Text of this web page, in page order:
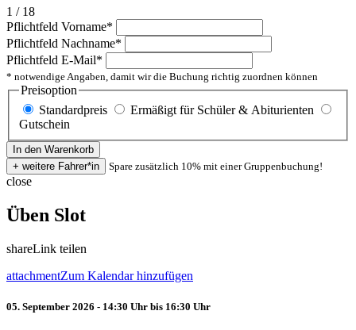
1 / 18
Pflichtfeld Vorname*
Pflichtfeld Nachname*
Pflichtfeld E-Mail*
* notwendige Angaben, damit wir die Buchung richtig zuordnen können
Preisoption
Standardpreis
Ermäßigt für Schüler & Abiturienten
Gutschein
Spare zusätzlich 10% mit einer Gruppenbuchung!
close
Üben Slot
shareLink teilen
attachmentZum Kalendar hinzufügen
05. September 2026 - 14:30 Uhr bis 16:30 Uhr